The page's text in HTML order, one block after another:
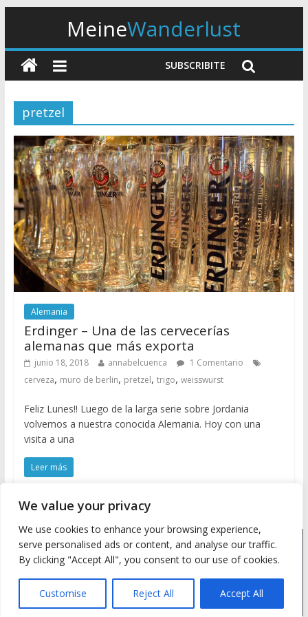
We value your privacy
We use cookies to enhance your browsing experience,
serve personalised ads or content, and analyse our traffic.
By clicking "Accept All", you consent to our use of cookies.
Customise Reject All Accept All
MeineWanderlust
SUBSCRIBITE
pretzel
Alemania
Erdinger – Una de las cervecerías
alemanas que más exporta
junio 18, 2018 annabelcuenca
1 Comentario
cerveza, muro de berlin, pretzel, trigo, weisswurst
Feliz Lunes!! Luego de la larga serie sobre Jordania
volvemos a nuestra conocida Alemania. Hoy con una
visita a una
Leer más
Copyright © 2026Meine Wanderlust. Todos los derechos
reservados.
Tema: ColorMag by ThemeGrill. Desarrollado conWordPress